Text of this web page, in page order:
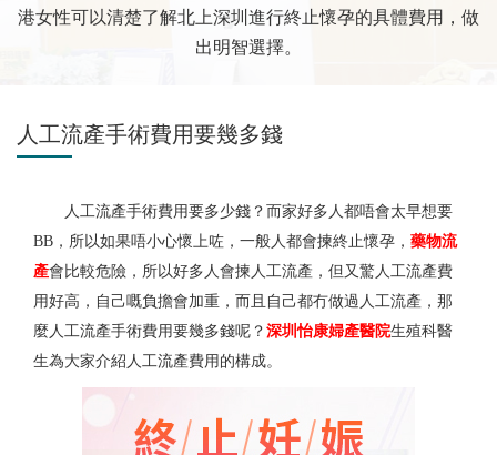
港女性可以清楚了解北上深圳進行終止懷孕的具體費用，做
出明智選擇。
人工流產手術費用要幾多錢
人工流產手術費用要多少錢？而家好多人都唔會太早想要
BB，所以如果唔小心懷上咗，一般人都會揀終止懷孕， 藥物流
產會比較危險，所以好多人會揀人工流產，但又驚人工流產費
用好高，自己嘅負擔會加重，而且自己都冇做過人工流產，那
麼人工流產手術費用要幾多錢呢？ 深圳怡康婦產醫院生殖科醫
生為大家介紹人工流產費用的構成。